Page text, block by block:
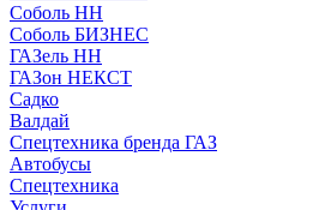
Соболь НН
Соболь БИЗНЕС
ГАЗель НН
ГАЗон НЕКСТ
Садко
Валдай
Спецтехника бренда ГАЗ
Автобусы
Спецтехника